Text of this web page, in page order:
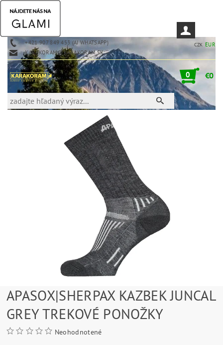
+421 907 849 453 (AJ WHATSAPP)
KARAKORAM@KARAKORAM.SK
CZK EUR
0 €0
APASOX|SHERPAX KAZBEK JUNCAL
GREY TREKOVÉ PONOŽKY
Neohodnotené